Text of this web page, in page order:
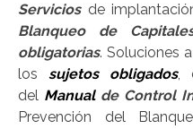
Serviciosde
Blanqueo de
obligatorias. Soluciones
los sujetos obligados,
del Manualde Control
Prevención del